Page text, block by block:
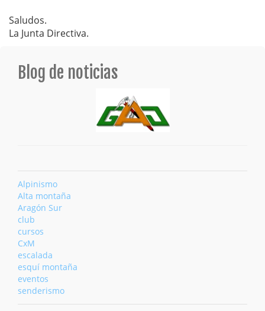
Saludos.
La Junta Directiva.
Blog de noticias
Alpinismo
Alta montaña
Aragón Sur
club
cursos
CxM
escalada
esquí montaña
eventos
senderismo